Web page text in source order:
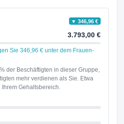
▼ 346,96 €
3.793,00 €
Sie 346,96 € unter dem Frauen-
der Beschäftigten in dieser Gruppe,
mehr verdienen als Sie. Etwa
Gehaltsbereich.